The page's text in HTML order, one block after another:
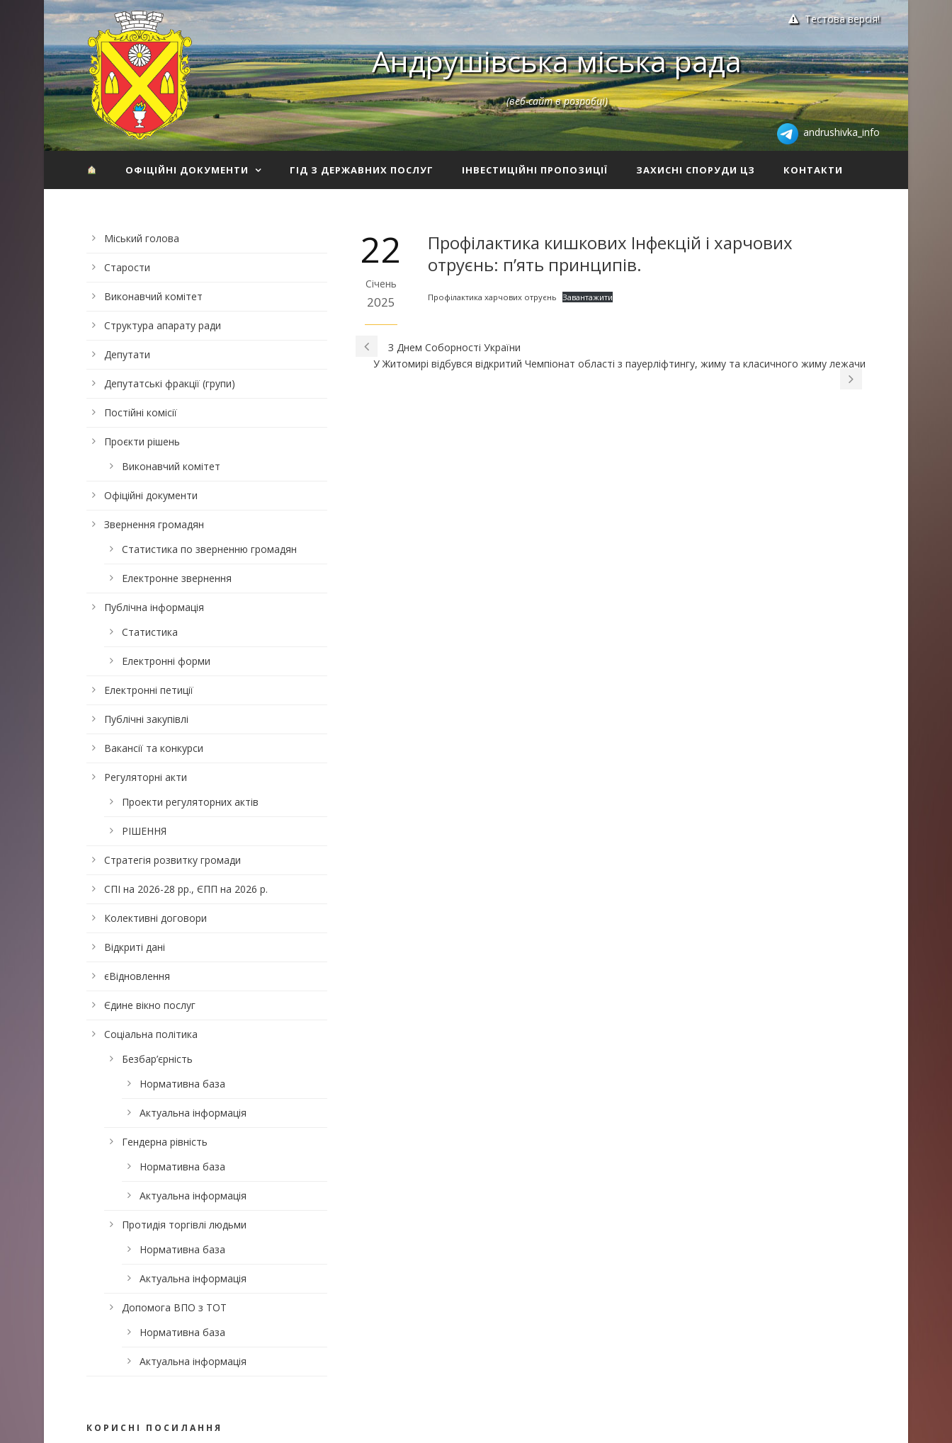
Тестова версія!
Андрушівська міська рада
(веб-сайт в розробці)
andrushivka_info
ОФІЦІЙНІ ДОКУМЕНТИ ГІД З ДЕРЖАВНИХ ПОСЛУГ ІНВЕСТИЦІЙНІ ПРОПОЗИЦІЇ ЗАХИСНІ СПОРУДИ ЦЗ КОНТАКТИ
22
Січень
2025
Профілактика кишкових Інфекцій і харчових
отруєнь: п’ять принципів.
Профілактика харчових отруєнь Завантажити
З Днем Соборності України
У Житомирі відбувся відкритий Чемпіонат області з пауерліфтингу, жиму та класичного жиму лежачи
Міський голова
Старости
Виконавчий комітет
Структура апарату ради
Депутати
Депутатські фракції (групи)
Постійні комісії
Проєкти рішень
Виконавчий комітет
Офіційні документи
Звернення громадян
Статистика по зверненню громадян
Електронне звернення
Публічна інформація
Статистика
Електронні форми
Електронні петиції
Публічні закупівлі
Вакансії та конкурси
Регуляторні акти
Проекти регуляторних актів
РІШЕННЯ
Стратегія розвитку громади
СПІ на 2026-28 рр., ЄПП на 2026 р.
Колективні договори
Відкриті дані
єВідновлення
Єдине вікно послуг
Соціальна політика
Безбар’єрність
Нормативна база
Актуальна інформація
Гендерна рівність
Нормативна база
Актуальна інформація
Протидія торгівлі людьми
Нормативна база
Актуальна інформація
Допомога ВПО з ТОТ
Нормативна база
Актуальна інформація
КОРИСНІ ПОСИЛАННЯ